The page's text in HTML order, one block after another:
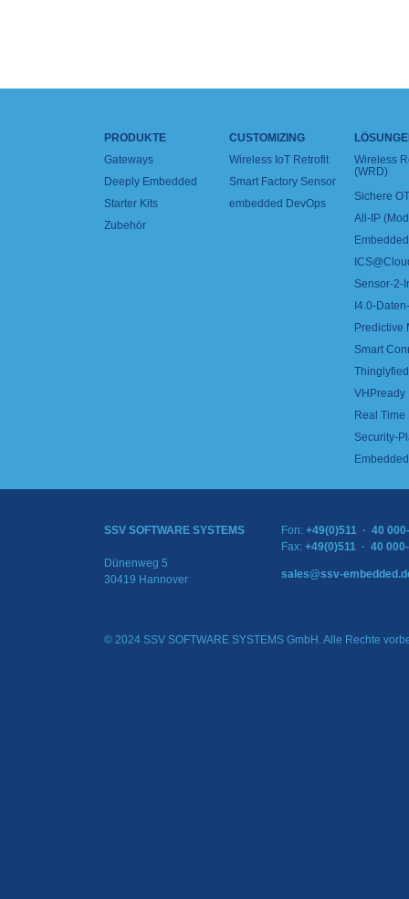
PRODUKTE
Gateways
Deeply Embedded
Starter Kits
Zubehör
CUSTOMIZING
Wireless IoT Retrofit
Smart Factory Sensor
embedded DevOps
Wireless
(WRD)
Sichere
All-IP
Sensor-2-
I4.0-
Predictive
Smart
VHPready
Real
Security-
SSV SOFTWARE SYSTEMS
Dünenweg 5
30419 Hannover
Fon: +49(0)511 · 40
Fax: +49(0)511 · 40
sales@ssv-
© 2024 SSV SOFTWARE SYSTEMS GmbH. Alle Rechte